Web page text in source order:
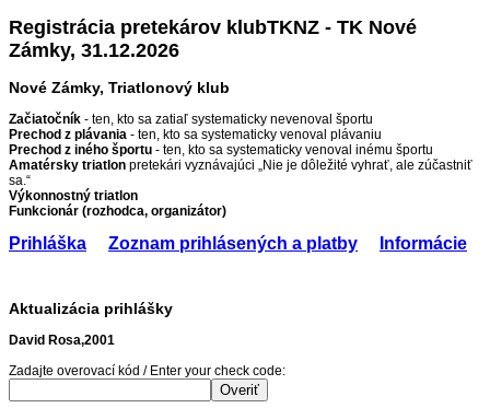
Registrácia pretekárov klubTKNZ - TK Nové
Zámky, 31.12.2026
Nové Zámky, Triatlonový klub
Začiatočník - ten, kto sa zatiaľ systematicky nevenoval športu
Prechod z plávania - ten, kto sa systematicky venoval plávaniu
Prechod z iného športu - ten, kto sa systematicky venoval inému športu
Amatérsky triatlon pretekári vyznávajúci „Nie je dôležité vyhrať, ale zúčastniť
sa.“
Výkonnostný triatlon
Funkcionár (rozhodca, organizátor)
Prihláška Zoznam prihlásených a platby Informácie
Aktualizácia prihlášky
David Rosa,2001
Zadajte overovací kód / Enter your check code: